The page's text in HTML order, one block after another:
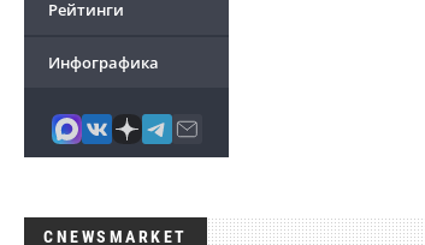
Рейтинги
Инфографика
CNEWSMARKET